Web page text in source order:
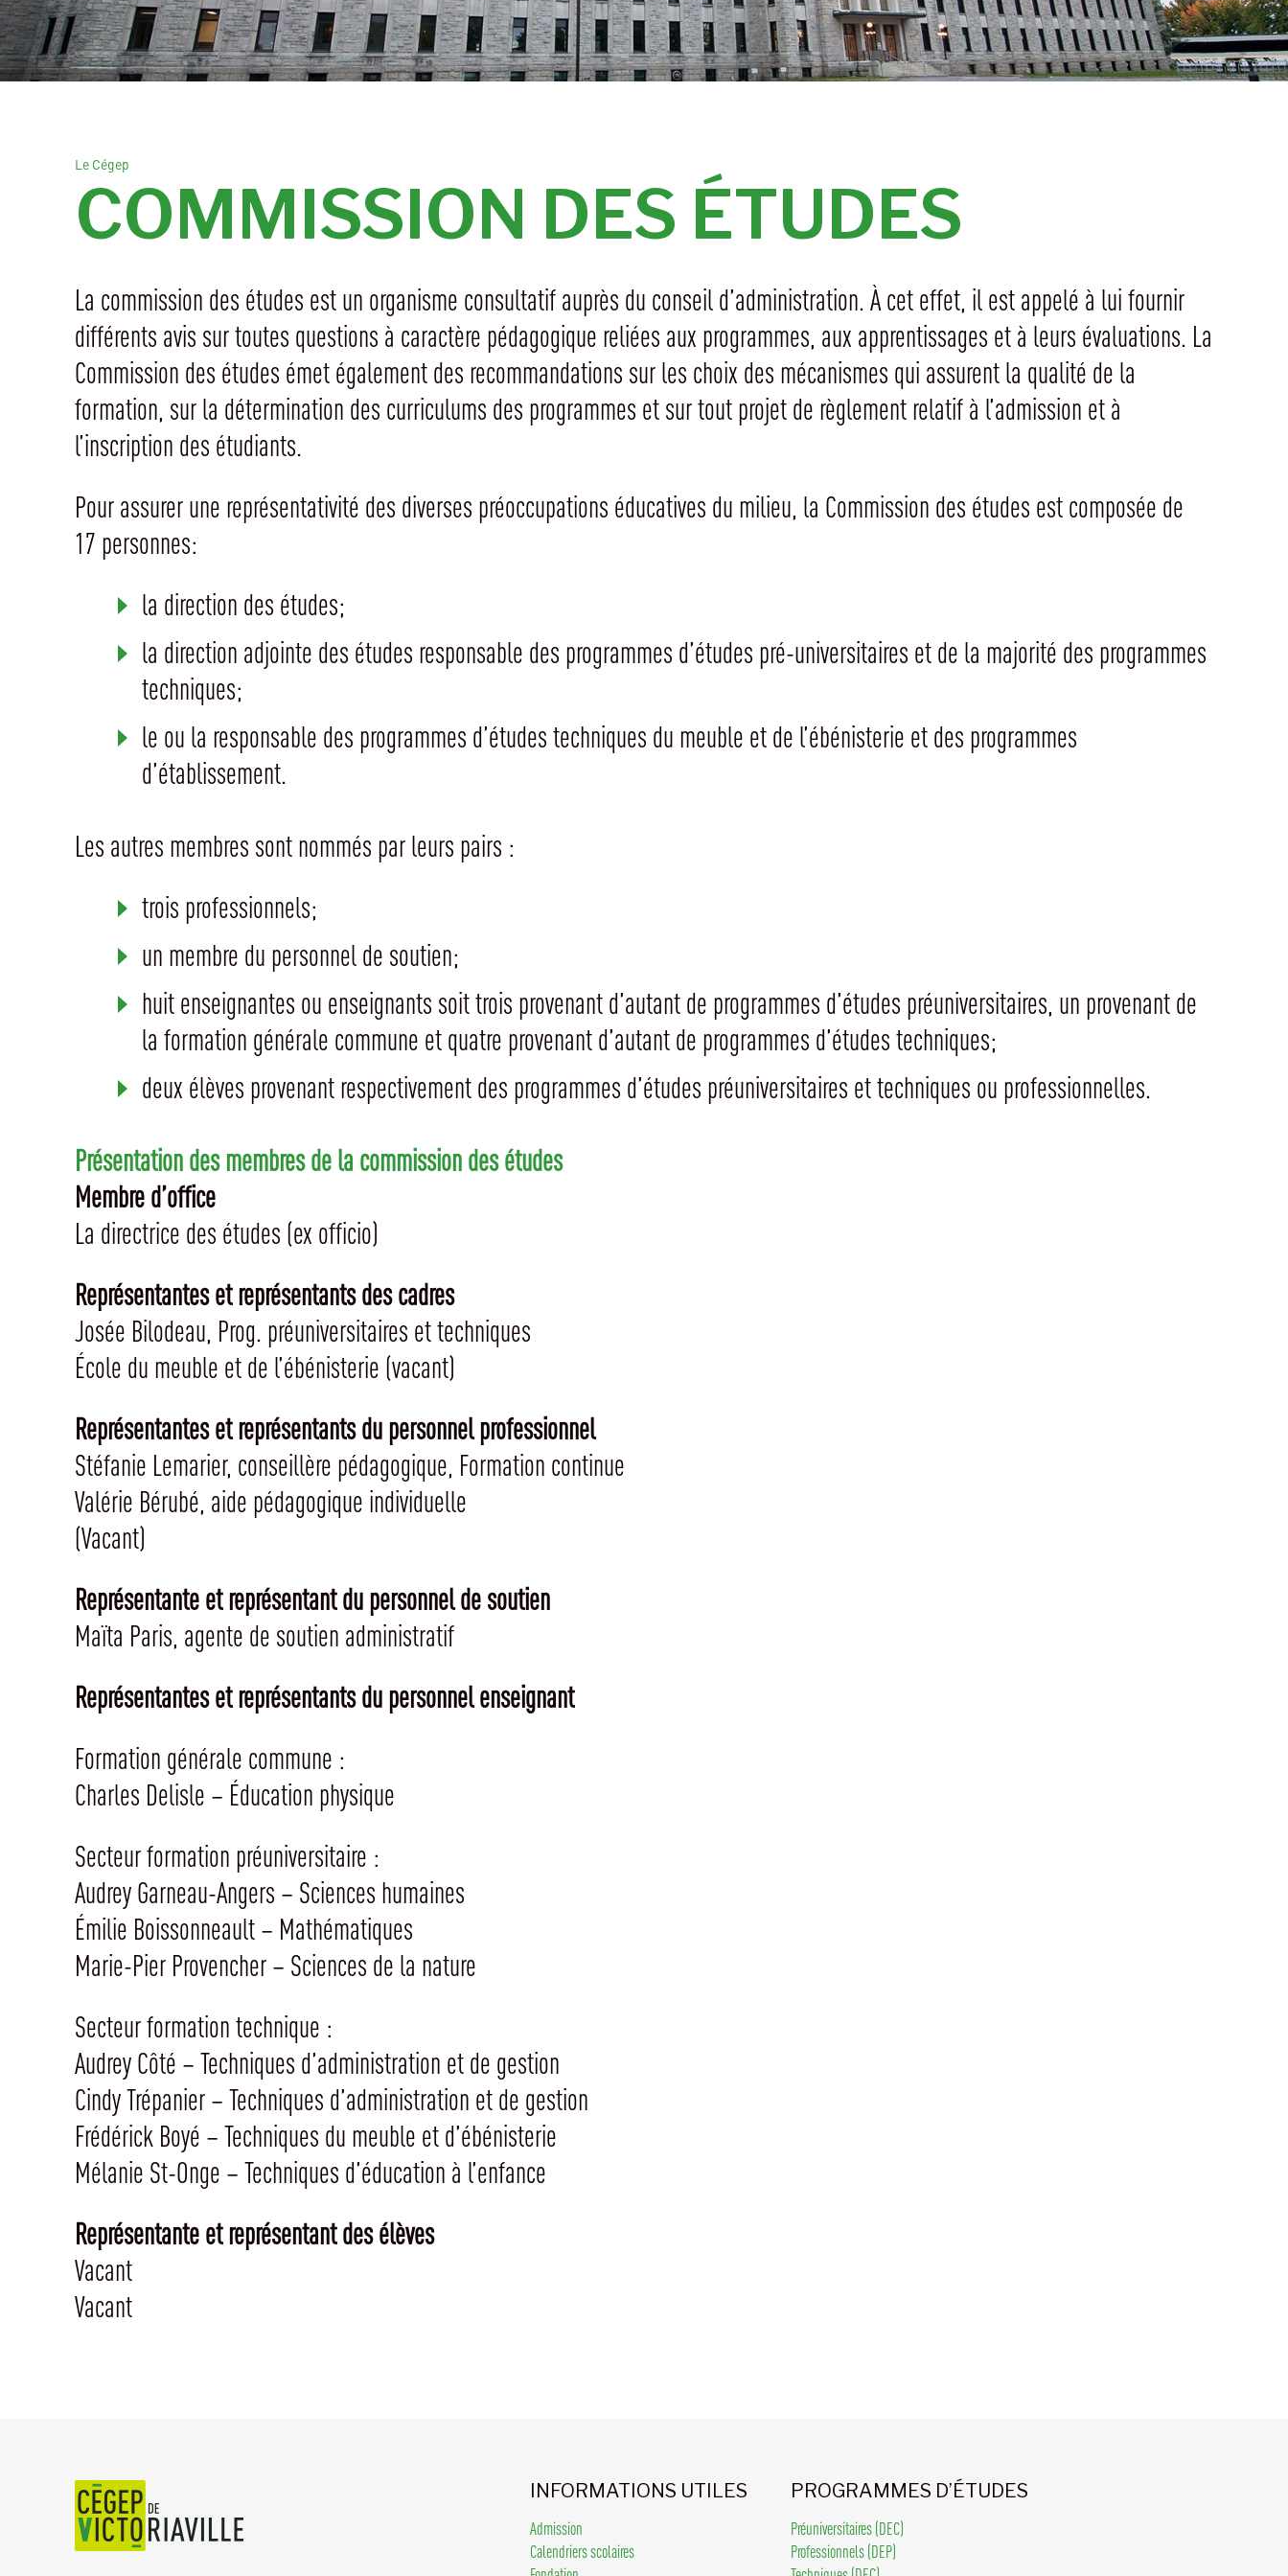
Le Cégep
COMMISSION DES ÉTUDES
La commission des études est un organisme consultatif auprès du conseil d’administration. À cet effet, il est appelé à lui fournir
différents avis sur toutes questions à caractère pédagogique reliées aux programmes, aux apprentissages et à leurs évaluations. La
Commission des études émet également des recommandations sur les choix des mécanismes qui assurent la qualité de la
formation, sur la détermination des curriculums des programmes et sur tout projet de règlement relatif à l’admission et à
l’inscription des étudiants.
Pour assurer une représentativité des diverses préoccupations éducatives du milieu, la Commission des études est composée de
17 personnes:
la direction des études;
la direction adjointe des études responsable des programmes d’études pré-universitaires et de la majorité des programmes
techniques;
le ou la responsable des programmes d’études techniques du meuble et de l’ébénisterie et des programmes
d’établissement.
Les autres membres sont nommés par leurs pairs :
trois professionnels;
un membre du personnel de soutien;
huit enseignantes ou enseignants soit trois provenant d’autant de programmes d’études préuniversitaires, un provenant de
la formation générale commune et quatre provenant d’autant de programmes d’études techniques;
deux élèves provenant respectivement des programmes d’études préuniversitaires et techniques ou professionnelles.
Présentation des membres de la commission des études
Membre d’office
La directrice des études (ex officio)
Représentantes et représentants des cadres
Josée Bilodeau, Prog. préuniversitaires et techniques
École du meuble et de l’ébénisterie (vacant)
Représentantes et représentants du personnel professionnel
Stéfanie Lemarier, conseillère pédagogique, Formation continue
Valérie Bérubé, aide pédagogique individuelle
(Vacant)
Représentante et représentant du personnel de soutien
Maïta Paris, agente de soutien administratif
Représentantes et représentants du personnel enseignant
Formation générale commune :
Charles Delisle – Éducation physique
Secteur formation préuniversitaire :
Audrey Garneau-Angers – Sciences humaines
Émilie Boissonneault – Mathématiques
Marie-Pier Provencher – Sciences de la nature
Secteur formation technique :
Audrey Côté – Techniques d’administration et de gestion
Cindy Trépanier – Techniques d’administration et de gestion
Frédérick Boyé – Techniques du meuble et d’ébénisterie
Mélanie St-Onge – Techniques d’éducation à l’enfance
Représentante et représentant des élèves
Vacant
Vacant
INFORMATIONS UTILES
Admission
Calendriers scolaires
PROGRAMMES D’ÉTUDES
Préuniversitaires (DEC)
Professionnels (DEP)